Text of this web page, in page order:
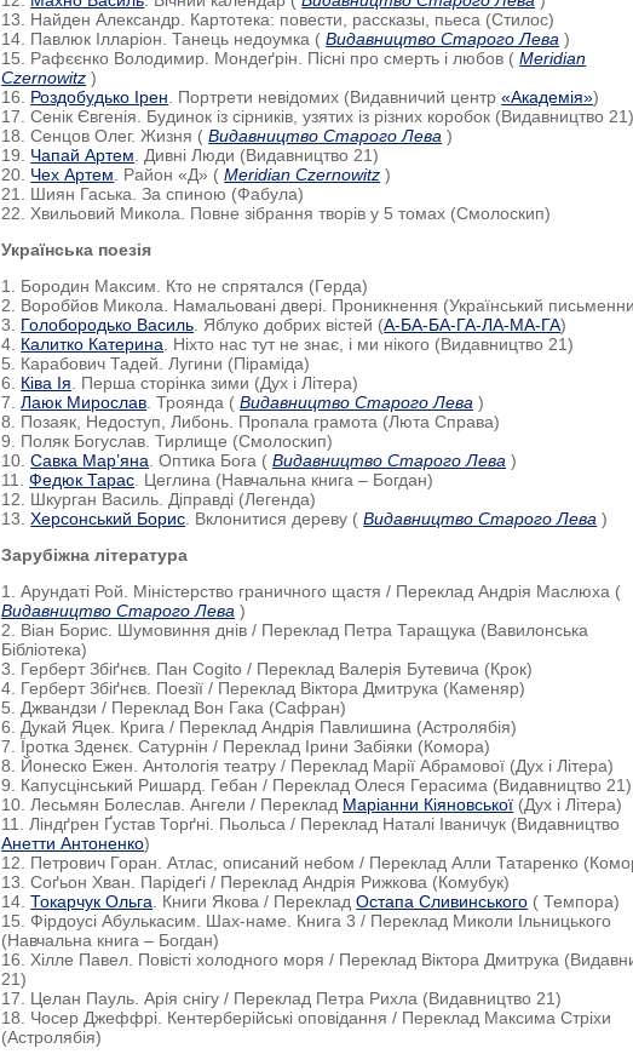
13. Найден Александр. Картотека: повести, рассказы, пьеса (Стилос)
14. Павлюк Ілларіон. Танець недоумка ( Видавництво Старого Лева )
15. Рафєєнко Володимир. Мондеґрін. Пісні про смерть і любов ( Meridian
Czernowitz )
16. Роздобудько Ірен . Портрети невідомих (Видавничий центр«Академія»)
17. Сенік Євгенія. Будинок із сірників, узятих із різних коробок (Видавництво 21)
18. Сенцов Олег. Жизня ( Видавництво Старого Лева )
19. Чапай Артем . Дивні Люди (Видавництво 21)
20. Чех Артем . Район «Д» ( Meridian Czernowitz )
21. Шиян Гаська. За спиною (Фабула)
22. Хвильовий Микола. Повне зібрання творів у 5 томах (Смолоскип)
Українська поезія
1. Бородин Максим. Кто не спрятался (Герда)
2. Воробйов Микола. Намальовані двері. Проникнення (Український
3. Голобородько Василь . Яблуко добрих вістей (А-БА-БА-ГА-ЛА-МА-ГА)
4. Калитко Катерина . Ніхто нас тут не знає, і ми нікого (Видавництво 21)
5. Карабович Тадей. Лугини (Піраміда)
6. Ківа Ія . Перша сторінка зими (Дух і Літера)
7.Лаюк Мирослав . Троянда ( Видавництво Старого Лева )
8. Позаяк, Недоступ, Либонь. Пропала грамота (Люта Справа)
9. Поляк Богуслав. Тирлище (Смолоскип)
10.Савка Мар’яна . Оптика Бога ( Видавництво Старого Лева )
11.Федюк Тарас . Цеглина (Навчальна книга – Богдан)
12. Шкурган Василь. Діправді (Легенда)
13.Херсонський Борис . Вклонитися дереву ( Видавництво Старого Лева )
Зарубіжна література
1. Арундаті Рой. Міністерство граничного щастя / Переклад Андрія Маслюха (
Видавництво Старого Лева )
2. Віан Борис. Шумовиння днів / Переклад Петра Таращука (Вавилонська
Бібліотека)
3. Герберт Збіґнєв. Пан Cogito / Переклад Валерія Бутевича (Крок)
4. Герберт Збіґнєв. Поезії / Переклад Віктора Дмитрука (Каменяр)
5. Джвандзи / Переклад Вон Гака (Сафран)
6. Дукай Яцек. Крига / Переклад Андрія Павлишина (Астролябія)
7. Їротка Зденєк. Сатурнін / Переклад Ірини Забіяки (Комора)
8. Йонеско Ежен. Антологія театру / Переклад Марії Абрамової (Дух і Літера)
9. Капусцінський Ришард. Гебан / Переклад Олеся Герасима (Видавництво 21)
10. Лесьмян Болеслав. Ангели / Переклад Маріанни Кіяновської (Дух і Літера)
11. Ліндґрен Ґустав Торґні. Пьольса / Переклад Наталі Іваничук (Видавництво
Анетти Антоненко)
12. Петрович Горан. Атлас, описаний небом / Переклад Алли Татаренко
13. Соґьон Хван. Парідеґі / Переклад Андрія Рижкова (Комубук)
14.Токарчук Ольга . Книги Якова / ПерекладОстапа Сливинського ( Темпора)
15. Фірдоусі Абулькасим. Шах-наме. Книга 3 / Переклад Миколи Ільницького
(Навчальна книга – Богдан)
16. Хілле Павел. Повісті холодного моря / Переклад Віктора Дмитрука
21)
17. Целан Пауль. Арія снігу / Переклад Петра Рихла (Видавництво 21)
18. Чосер Джеффрі. Кентерберійські оповідання / Переклад Максима Стріхи
(Астролябія)